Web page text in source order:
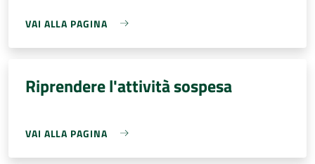
VAI ALLA PAGINA
Riprendere l'attività sospesa
VAI ALLA PAGINA